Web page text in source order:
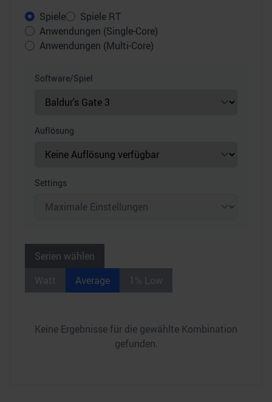
Spiele
Spiele RT
Anwendungen (Single-Core)
Anwendungen (Multi-Core)
Software/Spiel
Auflösung
Settings
Serien wählen
Watt
Average 1% Low
Keine Ergebnisse für die gewählte Kombination
gefunden.